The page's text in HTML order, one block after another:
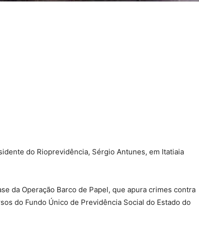
do Rioprevidência, Sérgio Antunes, em Itatiaia
da Operação Barco de Papel, que apura crimes contra
do Fundo Único de Previdência Social do Estado do